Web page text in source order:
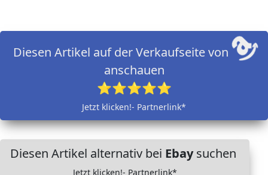
Diesen Artikel auf der Verkaufseite von
anschauen
⭐⭐⭐⭐⭐
Jetzt klicken!- Partnerlink*
Diesen Artikel alternativ bei Ebaysuchen
Jetzt klicken!- Partnerlink*